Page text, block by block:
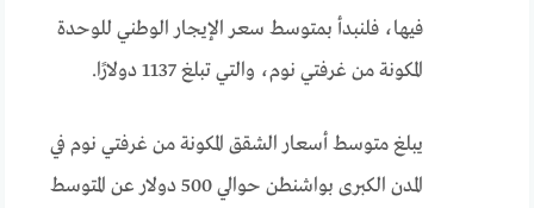
فيها، فلنبدأ بمتوسط ​​سعر الإيجار الوطني للوحدة
المكونة من غرفتي نوم، والتي تبلغ 1137 دولارًا.
يبلغ متوسط ​​أسعار الشقق المكونة من غرفتي نوم في
المدن الكبرى بواشنطن حوالي 500 دولار عن المتوسط ​​